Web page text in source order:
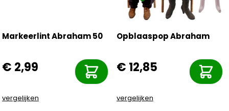
Markeerlint Abraham 50
€ 2,99
vergelijken
Opblaaspop Abraham
€ 12,85
vergelijken